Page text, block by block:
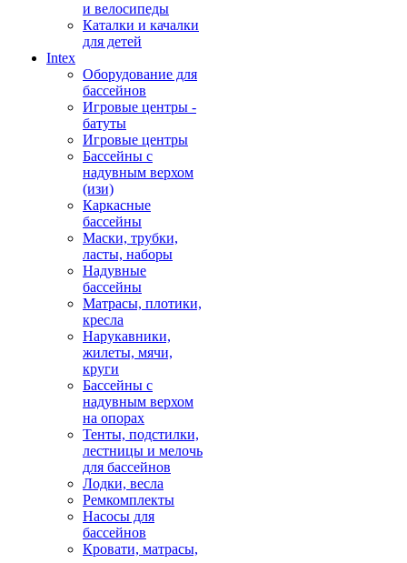
и велосипеды
Каталки и качалки
для детей
Intex
Оборудование для
бассейнов
Игровые центры -
батуты
Игровые центры
Бассейны с
надувным верхом
(изи)
Каркасные
бассейны
Маски, трубки,
ласты, наборы
Надувные
бассейны
Матрасы, плотики,
кресла
Нарукавники,
жилеты, мячи,
круги
Бассейны с
надувным верхом
на опорах
Тенты, подстилки,
лестницы и мелочь
для бассейнов
Лодки, весла
Ремкомплекты
Насосы для
бассейнов
Кровати, матрасы,